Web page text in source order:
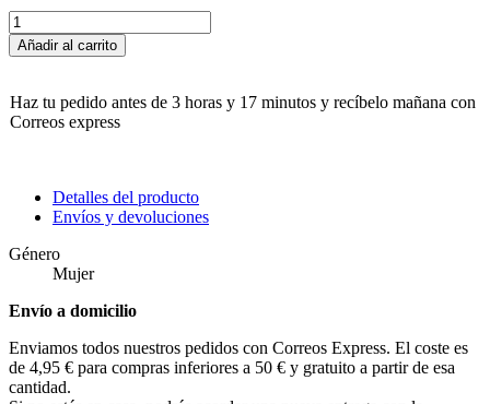
Añadir al carrito
Haz tu pedido antes de 3 horas y 17 minutos y recíbelo mañana con
Correos express
Detalles del producto
Envíos y devoluciones
Género
Mujer
Envío a domicilio
Enviamos todos nuestros pedidos con Correos Express. El coste es
de 4,95 € para compras inferiores a 50 € y gratuito a partir de esa
cantidad.